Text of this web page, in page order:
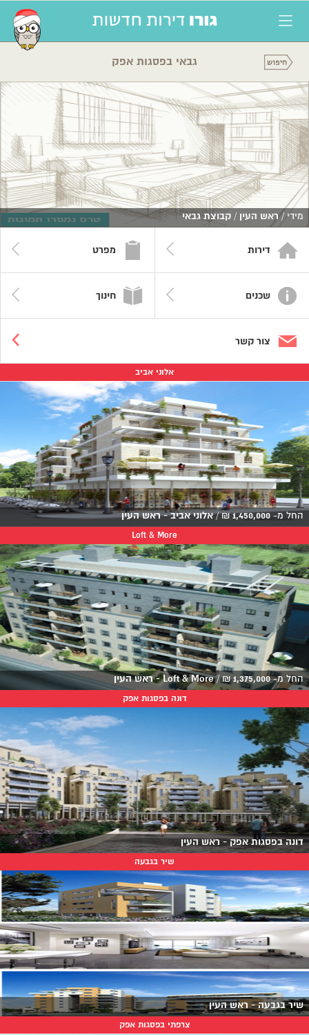
גבאי בפסגות אפק
מידי /ראש העין / קבוצת גבאי
דירות מפרט
שכנים חינוך
צור קשר
אלוני אביב
החל מ- 1,450,000
₪
/אלוני אביב - ראש העין
Loft & More
החל מ-1,375,000
₪
/Loft & More - ראש העין
דונה בפסגות אפק
דונה בפסגות אפק - ראש העין
שיר בגבעה
שיר בגבעה - ראש העין
צרפתי בפסגות אפק